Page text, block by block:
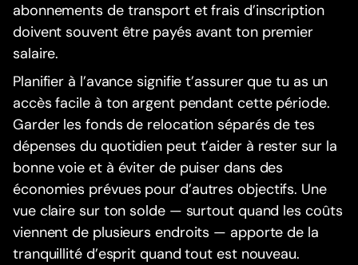
abonnements de transport et frais d’inscription
doivent souvent être payés avant ton premier
salaire.
Planifier à l’avance signifie t’assurer que tu as un
accès facile à ton argent pendant cette période.
Garder les fonds de relocation séparés de tes
dépenses du quotidien peut t’aider à rester sur la
bonne voie et à éviter de puiser dans des
économies prévues pour d’autres objectifs. Une
vue claire sur ton solde — surtout quand les coûts
viennent de plusieurs endroits — apporte de la
tranquillité d’esprit quand tout est nouveau.